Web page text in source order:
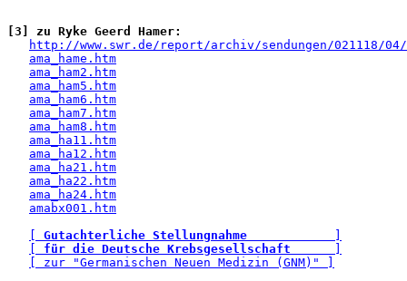
[3] zu Ryke Geerd Hamer:
http://www.swr.de/report/archiv/sendungen/021118/
ama_hame.htm
ama_ham2.htm
ama_ham5.htm
ama_ham6.htm
ama_ham7.htm
ama_ham8.htm
ama_ha11.htm
ama_ha12.htm
ama_ha21.htm
ama_ha22.htm
ama_ha24.htm
amabx001.htm
Gutachterliche Stellungnahme
für die Deutsche Krebsgesellschaft
[ zur "Germanischen Neuen Medizin (GNM)" ]